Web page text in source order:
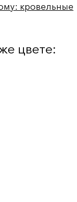
кровельные
цвете: